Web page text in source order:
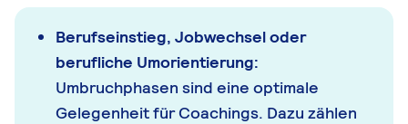
Berufseinstieg, Jobwechsel oder
berufliche Umorientierung:
Umbruchphasen sind eine optimale
Gelegenheit für Coachings. Dazu zählen